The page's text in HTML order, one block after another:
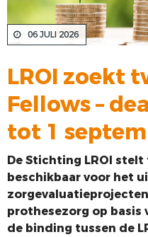
VOORSTE KRUISBAND
SYNTHETISEREN VAN
06 JULI 2026
LROI zoekt
Fellows –
tot 1
De Stichting LROI stelt
beschikbaar voor het
prothesezorg op basis
de binding tussen de